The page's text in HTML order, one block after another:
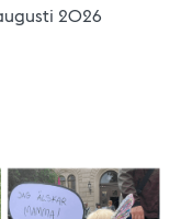
2026